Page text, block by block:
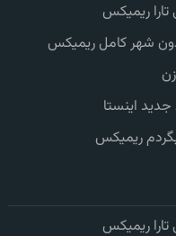
ریمیکس
شهر کامل ریمیکس
اینستا
ریمیکس
ریمیکس